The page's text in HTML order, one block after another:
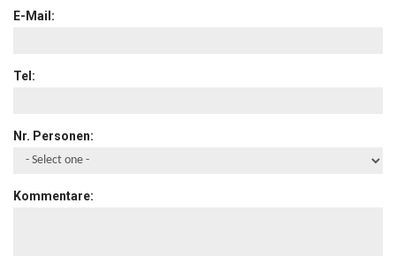
E-Mail:
Tel:
Nr. Personen:
Kommentare: